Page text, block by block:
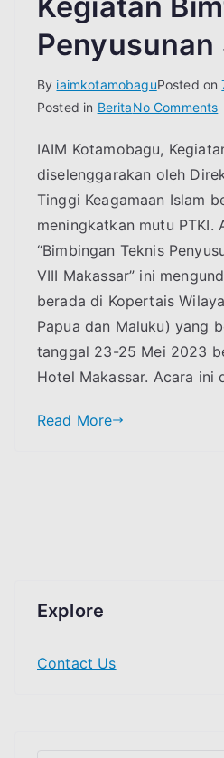
Penyusunan
By iaimkotamobaguPosted on
Posted in BeritaNo Commentson
IAIM Kotamobagu,
diselenggarakan oleh
Tinggi Keagamaan Islam
meningkatkan mutu PTKI.
“Bimbingan Teknis
VIII Makassar” ini
berada di Kopertais
Papua dan Maluku) yang
tanggal 23-25 Mei 2023
Hotel Makassar. Acara
Read More
Explore
Contact Us